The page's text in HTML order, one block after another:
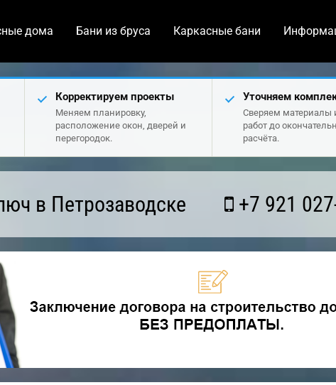
дома Бани из бруса Каркасные бани
Корректируем проекты
Меняем планировку,
расположение окон, дверей и
перегородок.
Уточняем
Сверяем материалы
работ до
расчёта.
в Петрозаводске +7 921